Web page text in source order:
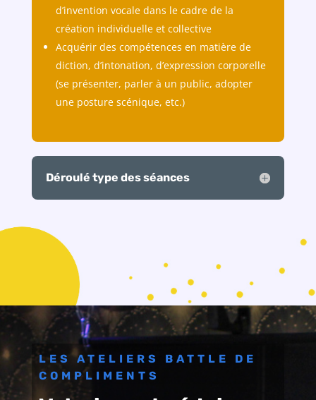
d’invention vocale dans le cadre de la
création individuelle et collective
Acquérir des compétences en matière de
diction, d’intonation, d’expression corporelle
(se présenter, parler à un public, adopter
une posture scénique, etc.)
Déroulé type des séances
LES ATELIERS BATTLE DE
COMPLIMENTS